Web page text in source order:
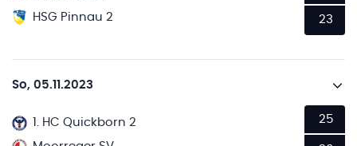
HSG Pinnau 2
23
So, 05.11.2023
1. HC Quickborn 2
25